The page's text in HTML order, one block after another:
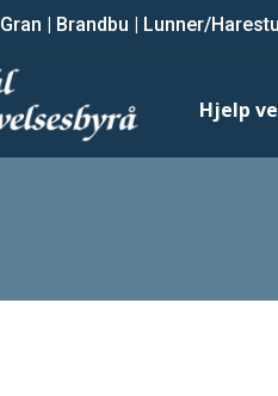
Gran | Brandbu | Lunner/
Hjelp
Gran | Brandbu | Lunner/
Hjelp ved